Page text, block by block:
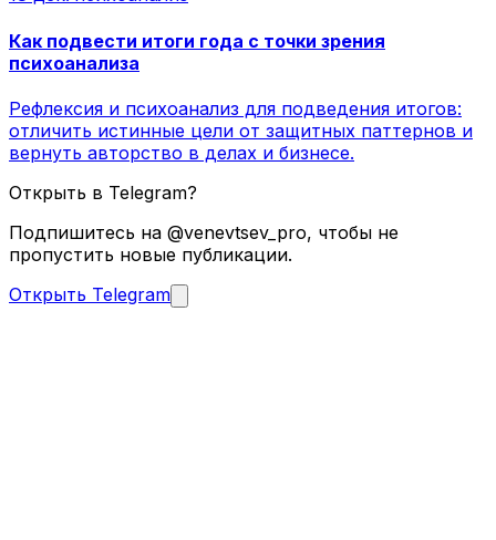
Как подвести итоги года с точки зрения
психоанализа
Рефлексия и психоанализ для подведения итогов:
отличить истинные цели от защитных паттернов и
вернуть авторство в делах и бизнесе.
Открыть в Telegram?
Подпишитесь на @venevtsev_pro, чтобы не
пропустить новые публикации.
Открыть Telegram